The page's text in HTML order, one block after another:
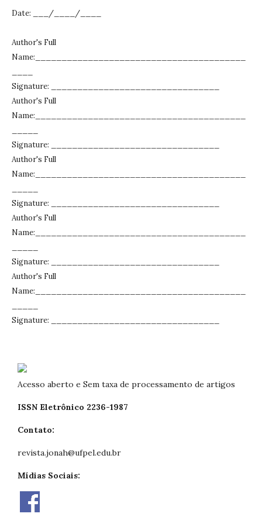
Date: ___/____/____
Author's Full
Name:________________________________________
Signature: ________________________________
Author's Full
Name:________________________________________
Signature: ________________________________
Author's Full
Name:________________________________________
Signature: ________________________________
Author's Full
Name:________________________________________
Signature: ________________________________
Author's Full
Name:________________________________________
Signature: ________________________________
Acesso aberto e Sem taxa de processamento de artigos
ISSN Eletrônico 2236-1987
Contato:
revista.jonah@ufpel.edu.br
Mídias Sociais: